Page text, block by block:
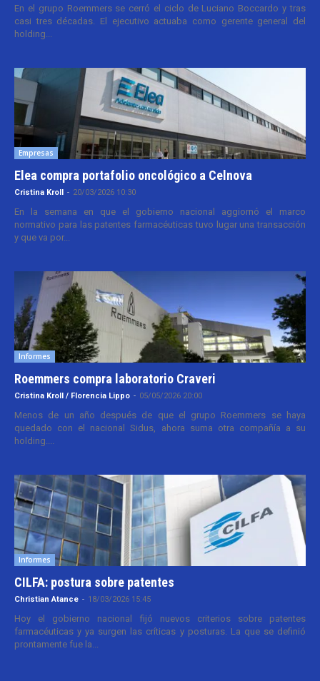
En el grupo Roemmers se cerró el ciclo de Luciano Boccardo y tras
casi tres décadas. El ejecutivo actuaba como gerente general del
holding...
Empresas
Elea compra portafolio oncológico a Celnova
Cristina Kroll - 20/03/2026 10:30
En la semana en que el gobierno nacional aggiornó el marco
normativo para las patentes farmacéuticas tuvo lugar una transacción
y que va por...
Informes
Roemmers compra laboratorio Craveri
Cristina Kroll / Florencia Lippo - 05/05/2026 20:00
Menos de un año después de que el grupo Roemmers se haya
quedado con el nacional Sidus, ahora suma otra compañía a su
holding....
Informes
CILFA: postura sobre patentes
Christian Atance - 18/03/2026 15:45
Hoy el gobierno nacional fijó nuevos criterios sobre patentes
farmacéuticas y ya surgen las críticas y posturas. La que se definió
prontamente fue la...